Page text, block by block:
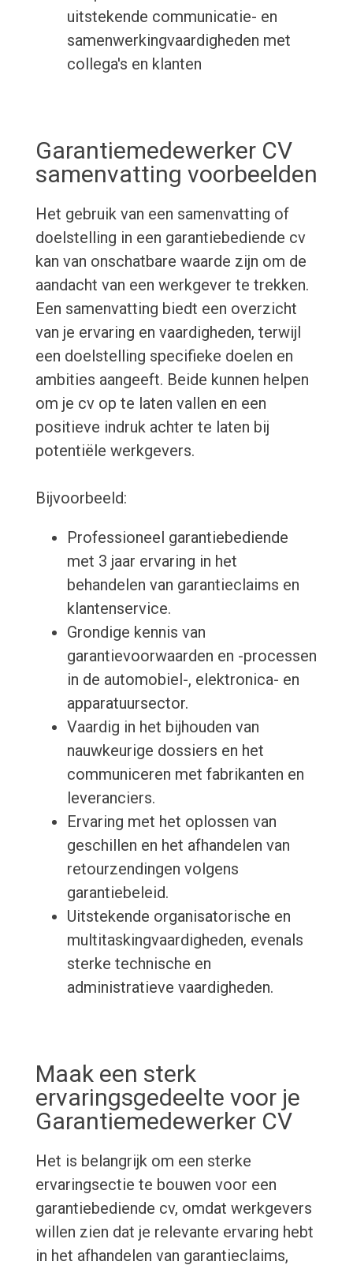
uitstekende communicatie- en
samenwerkingvaardigheden met
collega's en klanten
Garantiemedewerker CV
samenvatting voorbeelden
Het gebruik van een samenvatting of
doelstelling in een garantiebediende cv
kan van onschatbare waarde zijn om de
aandacht van een werkgever te trekken.
Een samenvatting biedt een overzicht
van je ervaring en vaardigheden, terwijl
een doelstelling specifieke doelen en
ambities aangeeft. Beide kunnen helpen
om je cv op te laten vallen en een
positieve indruk achter te laten bij
potentiële werkgevers.
Bijvoorbeeld:
Professioneel garantiebediende
met 3 jaar ervaring in het
behandelen van garantieclaims en
klantenservice.
Grondige kennis van
garantievoorwaarden en -processen
in de automobiel-, elektronica- en
apparatuursector.
Vaardig in het bijhouden van
nauwkeurige dossiers en het
communiceren met fabrikanten en
leveranciers.
Ervaring met het oplossen van
geschillen en het afhandelen van
retourzendingen volgens
garantiebeleid.
Uitstekende organisatorische en
multitaskingvaardigheden, evenals
sterke technische en
administratieve vaardigheden.
Maak een sterk
ervaringsgedeelte voor je
Garantiemedewerker CV
Het is belangrijk om een sterke
ervaringsectie te bouwen voor een
garantiebediende cv, omdat werkgevers
willen zien dat je relevante ervaring hebt
in het afhandelen van garantieclaims,